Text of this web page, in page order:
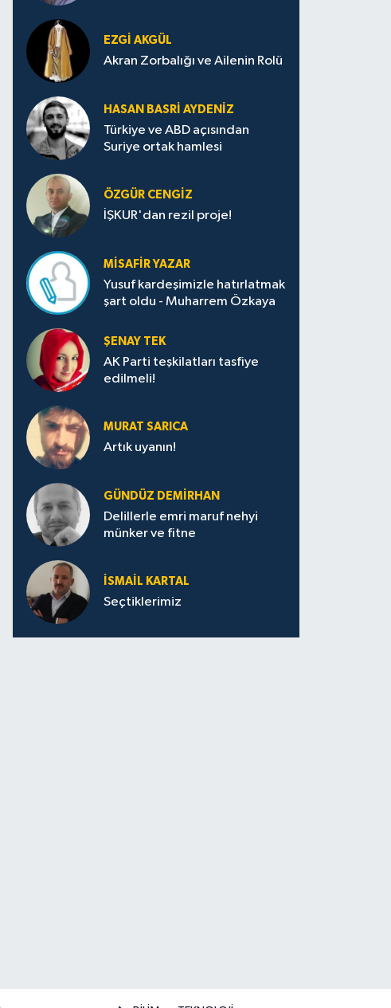
EZGI AKGÜL
Akran Zorbalığı ve Ailenin Rolü
HASAN BASRI AYDENIZ
Türkiye ve ABD açısından
Suriye ortak hamlesi
ÖZGÜR CENGIZ
İŞKUR'dan rezil proje!
MISAFIR YAZAR
Yusuf kardeşimizle hatırlatmak
şart oldu - Muharrem Özkaya
ŞENAY TEK
AK Parti teşkilatları tasfiye
edilmeli!
MURAT SARICA
Artık uyanın!
GÜNDÜZ DEMIRHAN
Delillerle emri maruf nehyi
münker ve fitne
İSMAIL KARTAL
Seçtiklerimiz